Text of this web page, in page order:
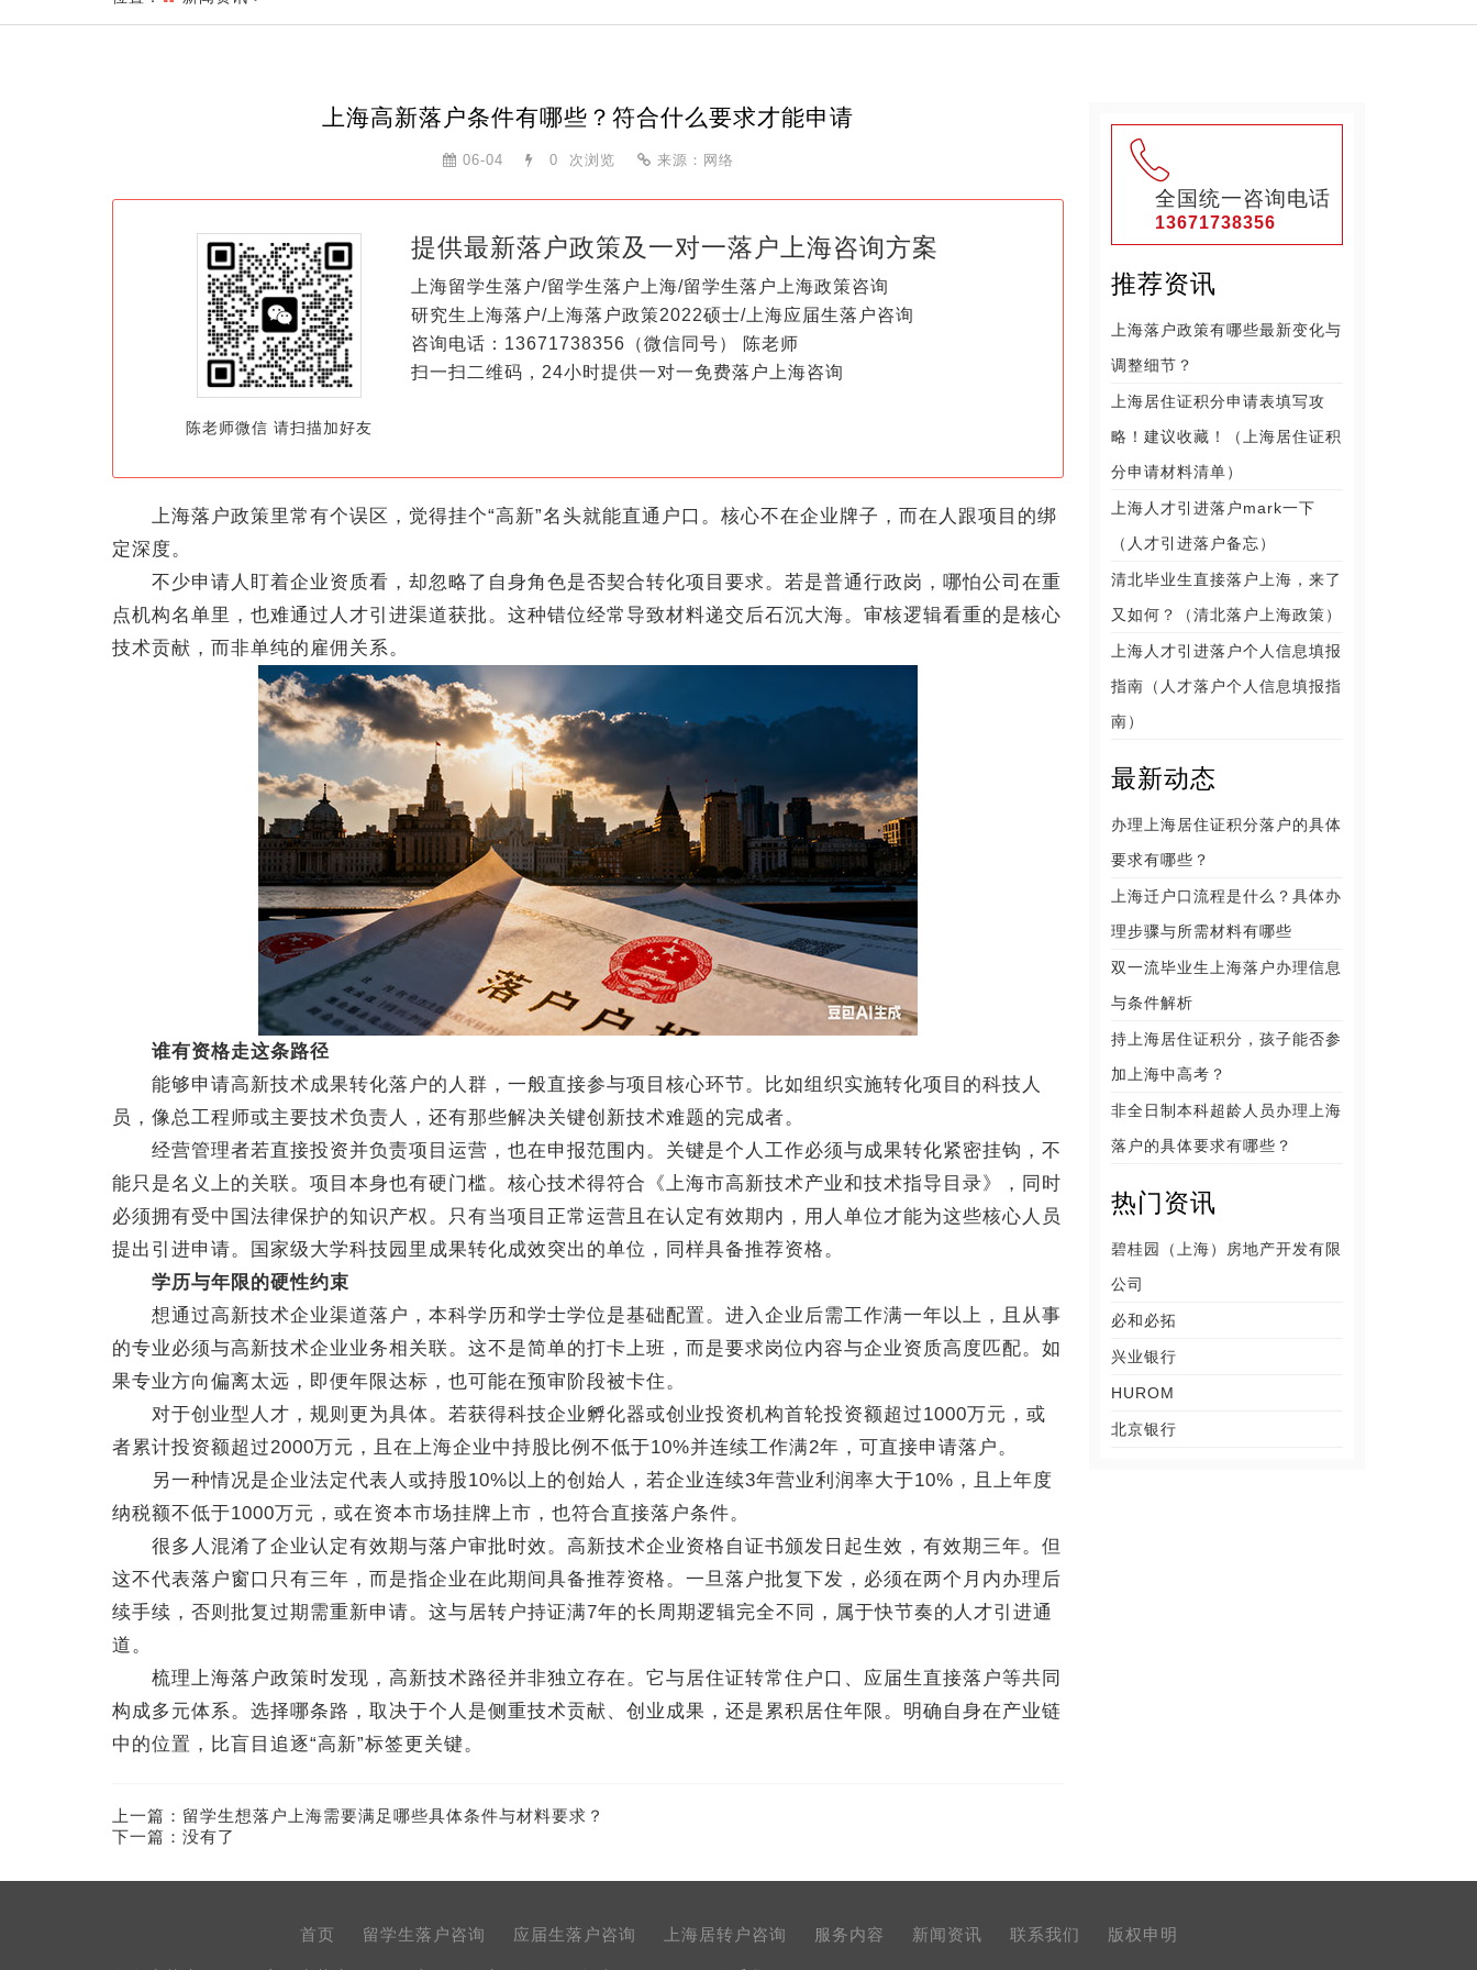
上海高新落户条件有哪些？符合什么要求才能申请
06-04 0 次浏览 来源：网络
陈老师微信 请扫描加好友
提供最新落户政策及一对一落户上海咨询方案
上海留学生落户/留学生落户上海/留学生落户上海政策咨询
研究生上海落户/上海落户政策2022硕士/上海应届生落户咨询
咨询电话：13671738356（微信同号） 陈老师
扫一扫二维码，24小时提供一对一免费落户上海咨询
上海落户政策里常有个误区，觉得挂个“高新”名头就能直通户口。核心不在企业牌子，而在人跟项目的绑
定深度。
不少申请人盯着企业资质看，却忽略了自身角色是否契合转化项目要求。若是普通行政岗，哪怕公司在重
点机构名单里，也难通过人才引进渠道获批。这种错位经常导致材料递交后石沉大海。审核逻辑看重的是核心
技术贡献，而非单纯的雇佣关系。
谁有资格走这条路径
能够申请高新技术成果转化落户的人群，一般直接参与项目核心环节。比如组织实施转化项目的科技人
员，像总工程师或主要技术负责人，还有那些解决关键创新技术难题的完成者。
经营管理者若直接投资并负责项目运营，也在申报范围内。关键是个人工作必须与成果转化紧密挂钩，不
能只是名义上的关联。项目本身也有硬门槛。核心技术得符合《上海市高新技术产业和技术指导目录》，同时
必须拥有受中国法律保护的知识产权。只有当项目正常运营且在认定有效期内，用人单位才能为这些核心人员
提出引进申请。国家级大学科技园里成果转化成效突出的单位，同样具备推荐资格。
学历与年限的硬性约束
想通过高新技术企业渠道落户，本科学历和学士学位是基础配置。进入企业后需工作满一年以上，且从事
的专业必须与高新技术企业业务相关联。这不是简单的打卡上班，而是要求岗位内容与企业资质高度匹配。如
果专业方向偏离太远，即便年限达标，也可能在预审阶段被卡住。
对于创业型人才，规则更为具体。若获得科技企业孵化器或创业投资机构首轮投资额超过1000万元，或
者累计投资额超过2000万元，且在上海企业中持股比例不低于10%并连续工作满2年，可直接申请落户。
另一种情况是企业法定代表人或持股10%以上的创始人，若企业连续3年营业利润率大于10%，且上年度
纳税额不低于1000万元，或在资本市场挂牌上市，也符合直接落户条件。
很多人混淆了企业认定有效期与落户审批时效。高新技术企业资格自证书颁发日起生效，有效期三年。但
这不代表落户窗口只有三年，而是指企业在此期间具备推荐资格。一旦落户批复下发，必须在两个月内办理后
续手续，否则批复过期需重新申请。这与居转户持证满7年的长周期逻辑完全不同，属于快节奏的人才引进通
道。
梳理上海落户政策时发现，高新技术路径并非独立存在。它与居住证转常住户口、应届生直接落户等共同
构成多元体系。选择哪条路，取决于个人是侧重技术贡献、创业成果，还是累积居住年限。明确自身在产业链
中的位置，比盲目追逐“高新”标签更关键。
上一篇： 留学生想落户上海需要满足哪些具体条件与材料要求？
下一篇：没有了
全国统一咨询电话
13671738356
推荐资讯
上海落户政策有哪些最新变化与
调整细节？
上海居住证积分申请表填写攻
略！建议收藏！（上海居住证积
分申请材料清单）
上海人才引进落户mark一下
（人才引进落户备忘）
清北毕业生直接落户上海，来了
又如何？（清北落户上海政策）
上海人才引进落户个人信息填报
指南（人才落户个人信息填报指
南）
最新动态
办理上海居住证积分落户的具体
要求有哪些？
上海迁户口流程是什么？具体办
理步骤与所需材料有哪些
双一流毕业生上海落户办理信息
与条件解析
持上海居住证积分，孩子能否参
加上海中高考？
非全日制本科超龄人员办理上海
落户的具体要求有哪些？
热门资讯
碧桂园（上海）房地产开发有限
公司
必和必拓
兴业银行
HUROM
北京银行
首页 留学生落户咨询 应届生落户咨询 上海居转户咨询 服务内容 新闻资讯 联系我们 版权申明